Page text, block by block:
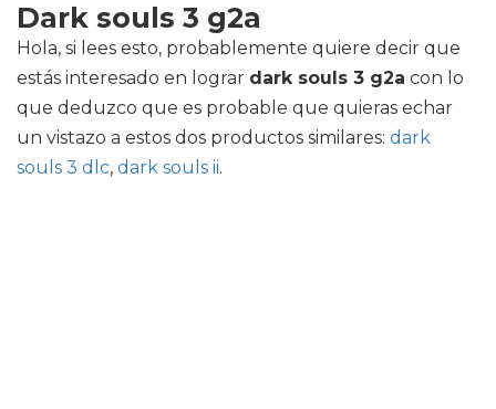
Dark souls 3 g2a
Hola, si lees esto, probablemente quiere decir que
estás interesado en lograr dark souls 3 g2a con lo
que deduzco que es probable que quieras echar
un vistazo a estos dos productos similares: dark
souls 3 dlc, dark souls ii.